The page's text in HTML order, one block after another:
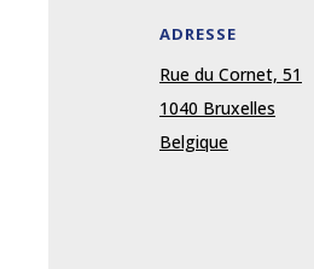
ADRESSE
Rue du Cornet, 51
1040 Bruxelles
Belgique